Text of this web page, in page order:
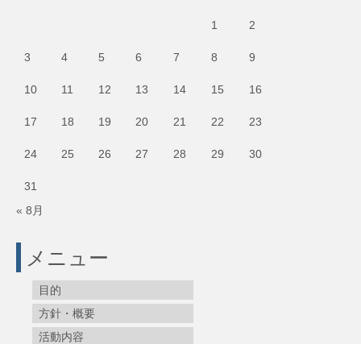
1 2
3 4 5 6 7 8 9
10 11 12 13 14 15 16
17 18 19 20 21 22 23
24 25 26 27 28 29 30
31
« 8月
メニュー
目的
方針・概要
活動内容